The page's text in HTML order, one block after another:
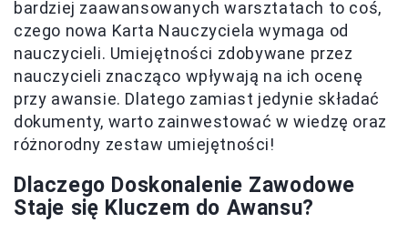
bardziej zaawansowanych warsztatach to coś,
czego nowa Karta Nauczyciela wymaga od
nauczycieli. Umiejętności zdobywane przez
nauczycieli znacząco wpływają na ich ocenę
przy awansie. Dlatego zamiast jedynie składać
dokumenty, warto zainwestować w wiedzę oraz
różnorodny zestaw umiejętności!
Dlaczego Doskonalenie Zawodowe
Staje się Kluczem do Awansu?